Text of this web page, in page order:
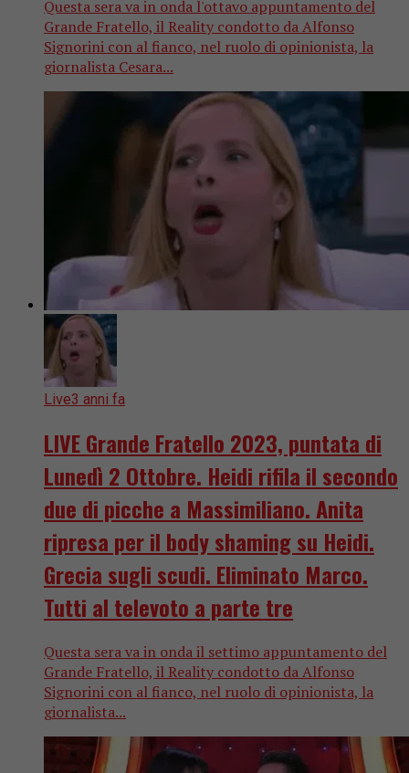
Questa sera va in onda l'ottavo appuntamento del
Grande Fratello, il Reality condotto da Alfonso
Signorini con al fianco, nel ruolo di opinionista, la
giornalista Cesara...
Live3 anni fa
LIVE Grande Fratello 2023, puntata di
Lunedì 2 Ottobre. Heidi rifila il secondo
due di picche a Massimiliano. Anita
ripresa per il body shaming su Heidi.
Grecia sugli scudi. Eliminato Marco.
Tutti al televoto a parte tre
Questa sera va in onda il settimo appuntamento del
Grande Fratello, il Reality condotto da Alfonso
Signorini con al fianco, nel ruolo di opinionista, la
giornalista...